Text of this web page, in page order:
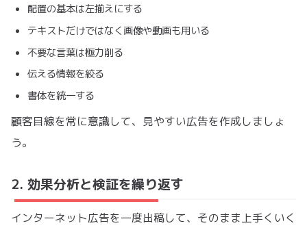
配置の基本は左揃えにする
テキストだけではなく画像や動画も用いる
不要な言葉は極力削る
伝える情報を絞る
書体を統一する
顧客目線を常に意識して、見やすい広告を作成しましょ
う。
2. 効果分析と検証を繰り返す
インターネット広告を一度出稿して、そのまま上手くいく